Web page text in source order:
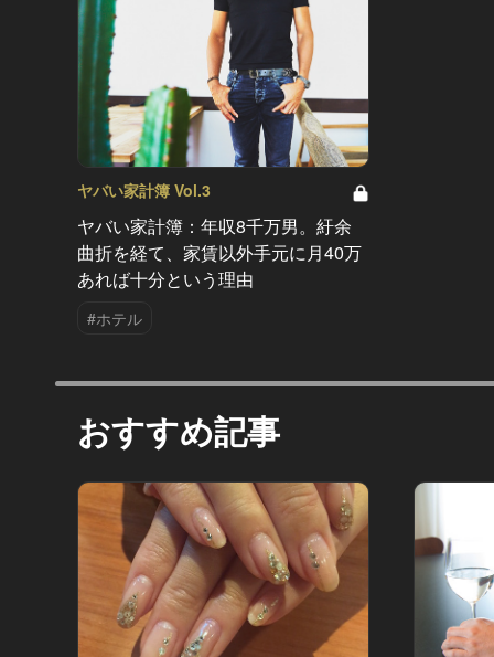
ヤバい家計簿 Vol.3
ヤバい家計簿：年収8千万男。紆余
曲折を経て、家賃以外手元に月40万
あれば十分という理由
#ホテル
おすすめ記事